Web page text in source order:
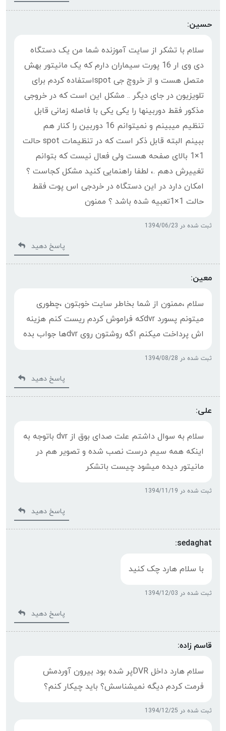
حسین:
سلام با تشکر از سایت آموزنده شما من یک دستگاه
دی وی ار 16 پورت سیماران دارم که یک مانیتور بهش
متصل هست و از خروچ جی spotاستفاده کردم برای
تلویزیون در جای دیگر .. مشکل این است که در خروجی
مذکور فقط دوربینها را یکی یکی با فاصله زمانی قابل
تنظیم میبینم و نمیتوانم 16 دوربین را کنار هم
ببینم البته قابل ذکر است که در تنظیمات spot حالت
1×1 بالای صفحه هست ولی فعال نیست که بتوانم
تغییرش دهم .، لطفا راهنمایی کنید مشکل کجاست ؟
امکان دارد در این دستگاه در خردجی اس پوت فقط
حالت 1×1تعبیه شده باشد ؟ ممنون
ثبت شده در 1394/06/23
پاسخ دهید
معین:
سلام ،ممنون از شما بخاطر سایت خوبتون ،چطوری
میتونم پسورد dvrکه فراموش کردم ریست کنم هزینه
اش پرداخت میکنم اگه روشتون روی dvrها جواب بده
ثبت شده در 1394/08/28
پاسخ دهید
علی:
سلام به سوال داشتم علت صدای بوق از dvr باتوجه به
اینکه همه سیم درست نصب شده و تصویر هم در
مانیتور دیده میشود چیست باتشکر
ثبت شده در 1394/11/19
پاسخ دهید
sedaghat:
با سلام هارد چک کنید
ثبت شده در 1394/12/03
پاسخ دهید
قاسم زاده:
سلام هارد داخل DVRپر شده بود بیرون آوردمش
فرمت کردم دیگه نمیشناسش؟ باید چیکار کنم؟
ثبت شده در 1394/12/25